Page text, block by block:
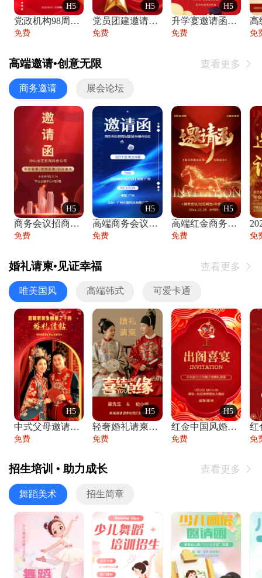
H5
党政机构98周年八一建军节庆祝晚会活动邀
免费
H5
党员团建邀请函党建活动风采党会工作汇报总
免费
H5
升学宴邀请函喜报金榜题名高端谢师宴邀请函
免费 免
高端邀请•创意无限 查看更多 
商务邀请 展会论坛
H5
商务会议招商展会科技峰会邀请函年会邀请
免费
H5
高端商务会议招商加盟展会峰会论坛邀请函
免费
H5
高端红金商务会议年会年终盛典答谢邀请函
免费 免
婚礼请柬•见证幸福 查看更多 
唯美国风 高端韩式 可爱卡通
H5
中式父母邀请函婚礼结婚请柬请贴父母邀请方
免费
H5
轻奢婚礼请柬婚礼邀请函结婚照请帖
免费
H5
红金中国风婚礼请柬出阁喜宴嫁女请帖出阁宴
免费 免
招生培训 • 助力成长 查看更多 
舞蹈美术 招生简章